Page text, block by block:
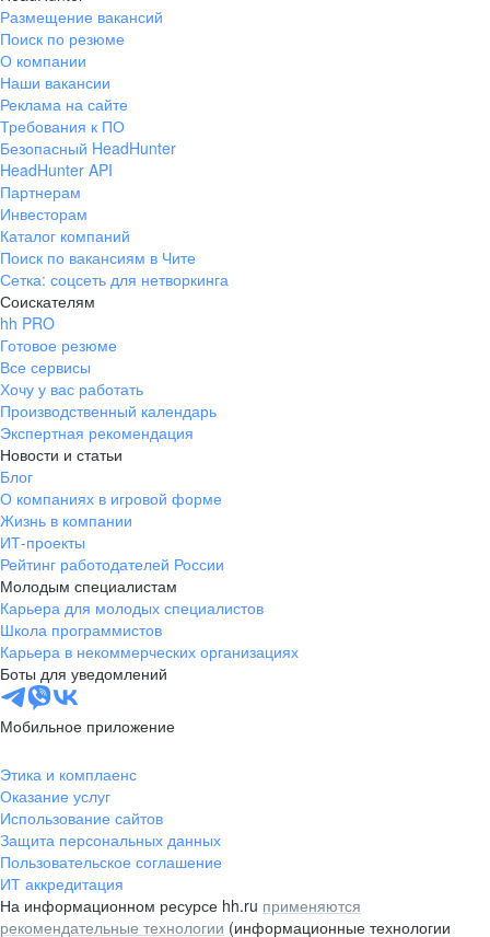
Размещение вакансий
Поиск по резюме
О компании
Наши вакансии
Реклама на сайте
Требования к ПО
Безопасный HeadHunter
HeadHunter API
Партнерам
Инвесторам
Каталог компаний
Поиск по вакансиям в Чите
Сетка: соцсеть для нетворкинга
Соискателям
hh PRO
Готовое резюме
Все сервисы
Хочу у вас работать
Производственный календарь
Экспертная рекомендация
Новости и статьи
Блог
О компаниях в игровой форме
Жизнь в компании
ИТ-проекты
Рейтинг работодателей России
Молодым специалистам
Карьера для молодых специалистов
Школа программистов
Карьера в некоммерческих организациях
Боты для уведомлений
Мобильное приложение
Этика и комплаенс
Оказание услуг
Использование сайтов
Защита персональных данных
Пользовательское соглашение
ИТ аккредитация
На информационном ресурсе hh.ru применяются
рекомендательные технологии (информационные технологии